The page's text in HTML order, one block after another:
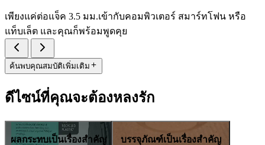
เพียงแค่ต่อแจ็ค 3.5 มม.เข้ากับคอมพิวเตอร์ สมาร์ทโฟน หรือ
แท็บเล็ต และคุณก็พร้อมพูดคุย
ค้นพบคุณสมบัติเพิ่มเติม
ดีไซน์ที่คุณจะต้องหลงรัก
ผลกระทบเป็นเรื่องสำคัญ บรรจุภัณฑ์เป็นเรื่องสำคัญ